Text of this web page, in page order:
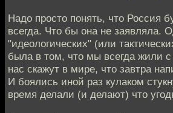
Надо просто понять, что Россия
всегда. Что бы она не заявляла.
"идеологических" (или
была в том, что мы всегда жили с
нас скажут в мире, что завтра
И боялись иной раз кулаком
время делали (и делают) что